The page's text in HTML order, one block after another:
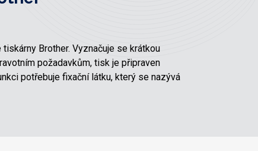
Brother. Vyznačuje se krátkou
požadavkům, tisk je připraven
potřebuje fixační látku, který se nazývá